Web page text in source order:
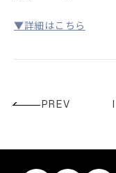
▼詳細はこちら
PREV